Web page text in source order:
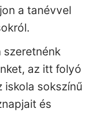
a tanévvel
szeretnénk
az itt folyó
iskola sokszínű
és